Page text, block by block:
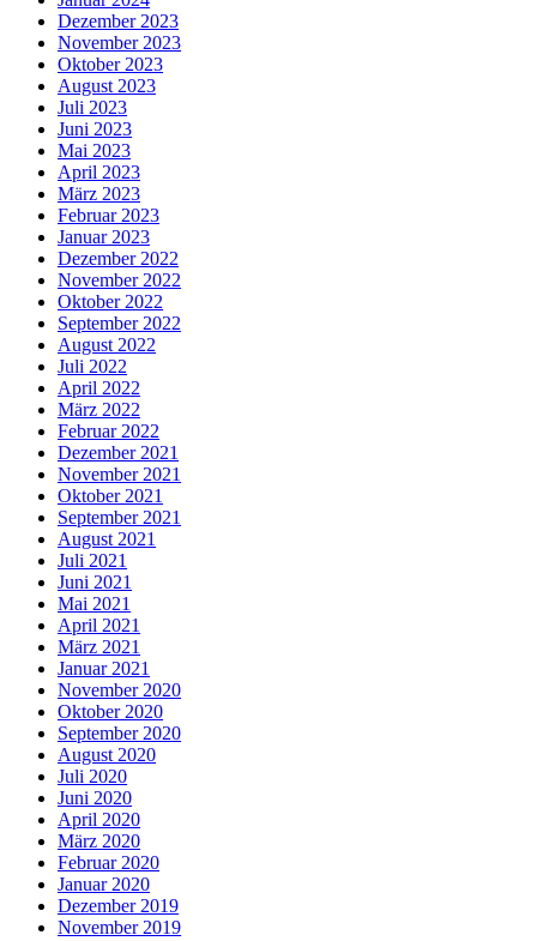
Dezember 2023
November 2023
Oktober 2023
August 2023
Juli 2023
Juni 2023
Mai 2023
April 2023
März 2023
Februar 2023
Januar 2023
Dezember 2022
November 2022
Oktober 2022
September 2022
August 2022
Juli 2022
April 2022
März 2022
Februar 2022
Dezember 2021
November 2021
Oktober 2021
September 2021
August 2021
Juli 2021
Juni 2021
Mai 2021
April 2021
März 2021
Januar 2021
November 2020
Oktober 2020
September 2020
August 2020
Juli 2020
Juni 2020
April 2020
März 2020
Februar 2020
Januar 2020
Dezember 2019
November 2019